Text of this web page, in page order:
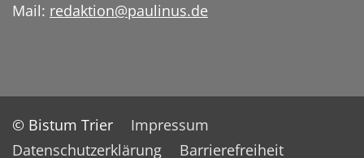
Mail: redaktion@paulinus.de
© Bistum Trier
Impressum
Datenschutzerklärung
Barrierefreiheit